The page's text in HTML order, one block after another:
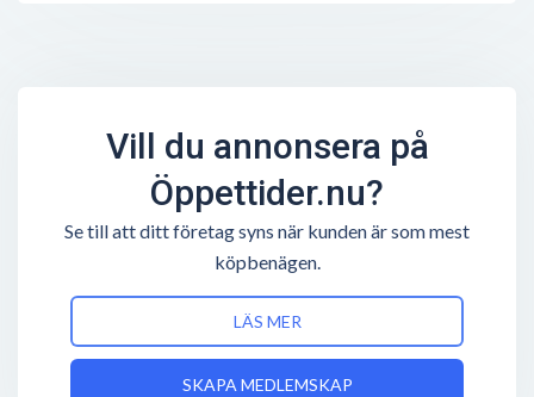
Vill du annonsera på
Öppettider.nu?
Se till att ditt företag syns när kunden är som mest
köpbenägen.
LÄS MER
SKAPA MEDLEMSKAP